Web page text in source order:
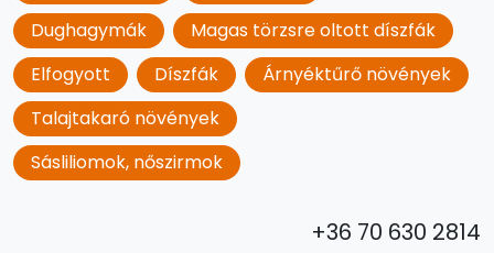
Dughagymák
Magas törzsre oltott díszfák
Elfogyott
Díszfák
Árnyéktűrő növények
Talajtakaró növények
Sásliliomok, nőszirmok
+36 70 630 2814